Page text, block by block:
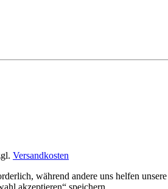
Versandkosten
während andere uns helfen